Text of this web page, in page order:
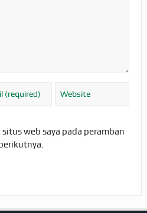
web saya pada peramban